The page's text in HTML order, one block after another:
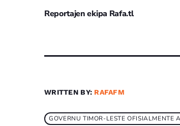
Reportajen ekipa Rafa.tl
WRITTEN BY: RAFAFM
GOVERNU TIMOR-LESTE